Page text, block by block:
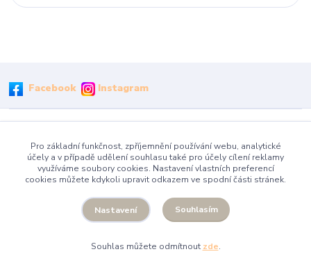
Facebook Instagram
Pro základní funkčnost, zpříjemnění používání webu, analytické
účely a v případě udělení souhlasu také pro účely cílení reklamy
využíváme soubory cookies. Nastavení vlastních preferencí
cookies můžete kdykoli upravit odkazem ve spodní části stránek.
Nastavení Souhlasím
Souhlas můžete odmítnout zde.